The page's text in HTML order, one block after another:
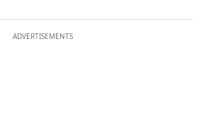
ADVERTISEMENTS